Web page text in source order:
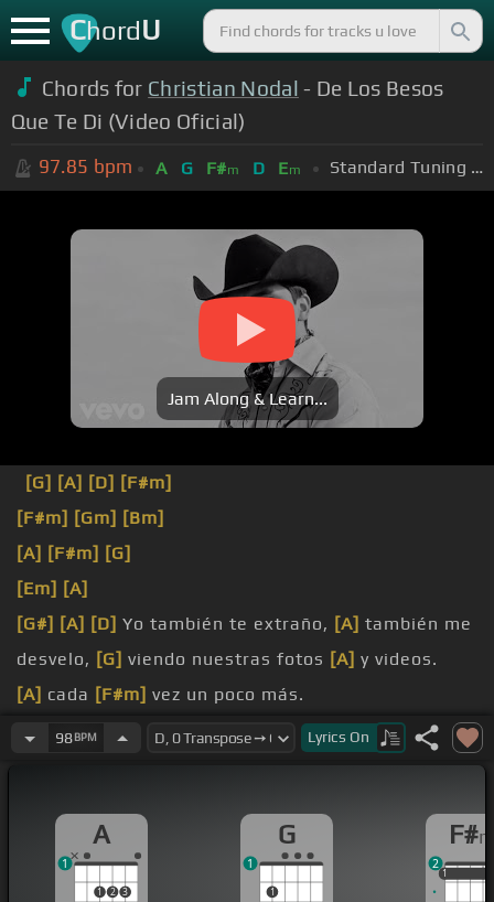
ChordU
Chords for Christian Nodal - De Los Besos
Que Te Di (Video Oficial)
97.85 bpm A G F#m D Em Standard Tuning (EADGBE)
Jam Along & Learn...
[G] [A] [D] [F#m]
[F#m] [Gm] [Bm]
[A] [F#m] [G]
[Em] [A]
[G#] [A] [D] Yo también te extraño, [A] también me
desvelo, [G] viendo nuestras fotos [A] y videos.
[A] cada [F#m] vez un poco más.
[Em]imagino que comienzo [A]
a besar.
amor, ¿a
98BPM Lyrics On
A
1 2 3
1
G
1
1
F#
11
2